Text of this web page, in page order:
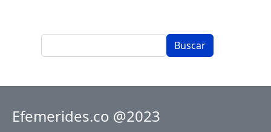
Buscar
Efemerides.co @2023